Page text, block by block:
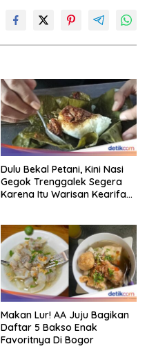
Dulu Bekal Petani, Kini Nasi
Gegok Trenggalek Segera
Karena Itu Warisan Kearifan
Makan Lur! AA Juju Bagikan
Daftar 5 Bakso Enak
Favoritnya Di Bogor